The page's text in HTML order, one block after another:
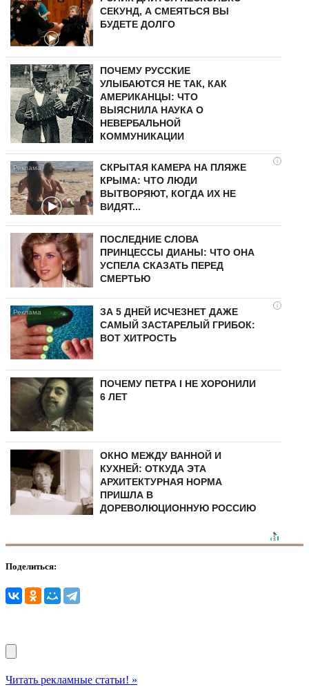
СЕКУНД, А СМЕЯТЬСЯ ВЫ
БУДЕТЕ ДОЛГО
ПОЧЕМУ РУССКИЕ
УЛЫБАЮТСЯ НЕ ТАК, КАК
АМЕРИКАНЦЫ: ЧТО
ВЫЯСНИЛА НАУКА О
НЕВЕРБАЛЬНОЙ
КОММУНИКАЦИИ
i
СКРЫТАЯ КАМЕРА НА ПЛЯЖЕ
КРЫМА: ЧТО ЛЮДИ
ВЫТВОРЯЮТ, КОГДА ИХ НЕ
ВИДЯТ...
ПОСЛЕДНИЕ СЛОВА
ПРИНЦЕССЫ ДИАНЫ: ЧТО ОНА
УСПЕЛА СКАЗАТЬ ПЕРЕД
СМЕРТЬЮ
i
ЗА 5 ДНЕЙ ИСЧЕЗНЕТ ДАЖЕ
САМЫЙ ЗАСТАРЕЛЫЙ ГРИБОК:
ВОТ ХИТРОСТЬ
ПОЧЕМУ ПЕТРА I НЕ ХОРОНИЛИ
6 ЛЕТ
ОКНО МЕЖДУ ВАННОЙ И
КУХНЕЙ: ОТКУДА ЭТА
АРХИТЕКТУРНАЯ НОРМА
ПРИШЛА В
ДОРЕВОЛЮЦИОННУЮ РОССИЮ
Поделиться:
Читать рекламные статьи! »